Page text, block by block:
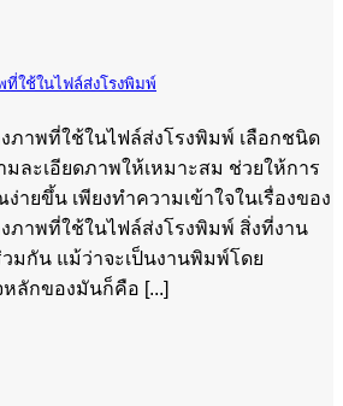
ที่ใช้ในไฟล์ส่งโรงพิมพ์
งภาพที่ใช้ในไฟล์ส่งโรงพิมพ์ เลือกชนิด
ละเอียดภาพให้เหมาะสม ช่วยให้การ
ยขึ้น เพียงทำความเข้าใจในเรื่องของ
งภาพที่ใช้ในไฟล์ส่งโรงพิมพ์ สิ่งที่งาน
มกัน แม้ว่าจะเป็นงานพิมพ์โดย
ลักของมันก็คือ [...]